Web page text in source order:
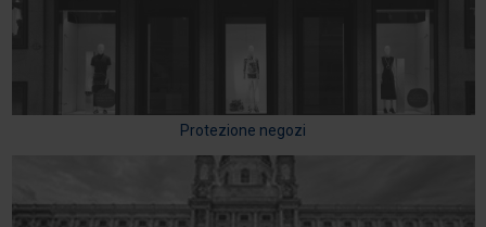
Protezione negozi